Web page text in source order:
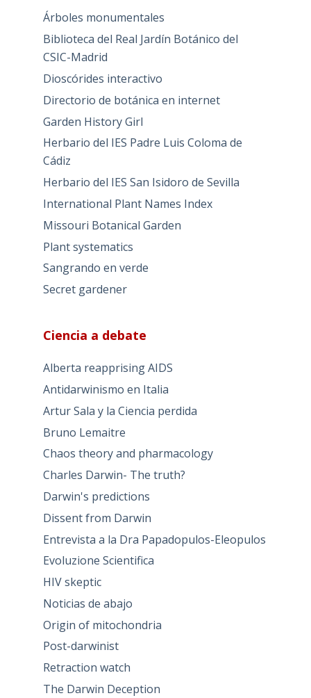
Árboles monumentales
Biblioteca del Real Jardín Botánico del
CSIC-Madrid
Dioscórides interactivo
Directorio de botánica en internet
Garden History Girl
Herbario del IES Padre Luis Coloma de
Cádiz
Herbario del IES San Isidoro de Sevilla
International Plant Names Index
Missouri Botanical Garden
Plant systematics
Sangrando en verde
Secret gardener
Ciencia a debate
Alberta reapprising AIDS
Antidarwinismo en Italia
Artur Sala y la Ciencia perdida
Bruno Lemaitre
Chaos theory and pharmacology
Charles Darwin- The truth?
Darwin's predictions
Dissent from Darwin
Entrevista a la Dra Papadopulos-Eleopulos
Evoluzione Scientifica
HIV skeptic
Noticias de abajo
Origin of mitochondria
Post-darwinist
Retraction watch
The Darwin Deception